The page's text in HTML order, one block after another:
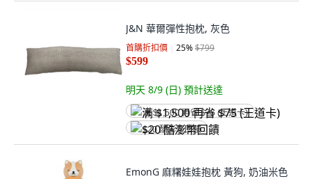
J&N 華爾彈性抱枕, 灰色
首購折扣價 25%$799
$599
明天 8/9 (日) 預計送達
满 $1,500 再省 $75 (王道卡)
$20 酷澎幣回饋
EmonG 麻糬娃娃抱枕 黃狗, 奶油米色